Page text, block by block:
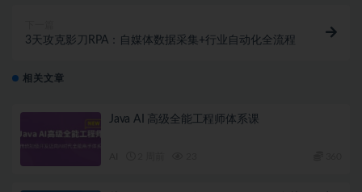
3天攻克影刀RPA：自媒体数据采集+行业自动化全流程
相关文章
Java AI 高级全能工程师体系课